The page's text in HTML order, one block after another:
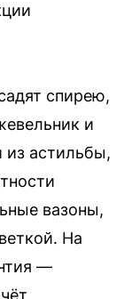
спирею,
и
из астильбы,
вазоны,
На
—